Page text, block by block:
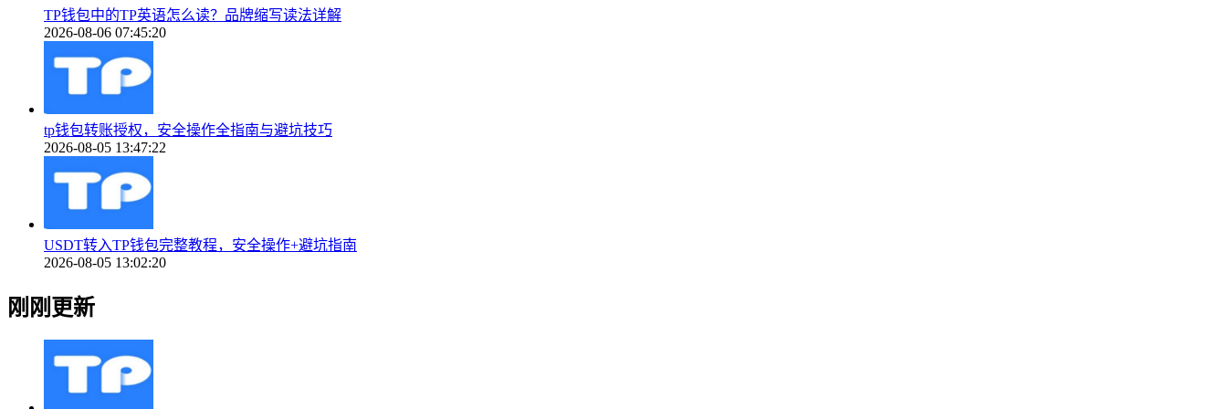
TP钱包中的TP英语怎么读？品牌缩写读法详解
2026-08-06 07:45:20
tp钱包转账授权，安全操作全指南与避坑技巧
2026-08-05 13:47:22
USDT转入TP钱包完整教程，安全操作+避坑指南
2026-08-05 13:02:20
刚刚更新